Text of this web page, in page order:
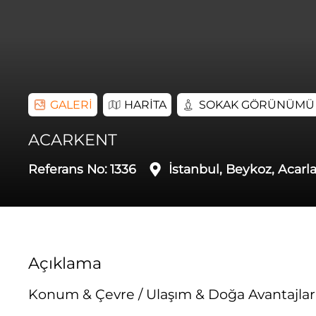
GALERİ HARİTA SOKAK GÖRÜNÜMÜ
ACARKENT
Referans No:1336 İstanbul, Beykoz,
Açıklama
Konum & Çevre / Ulaşım & Doğa